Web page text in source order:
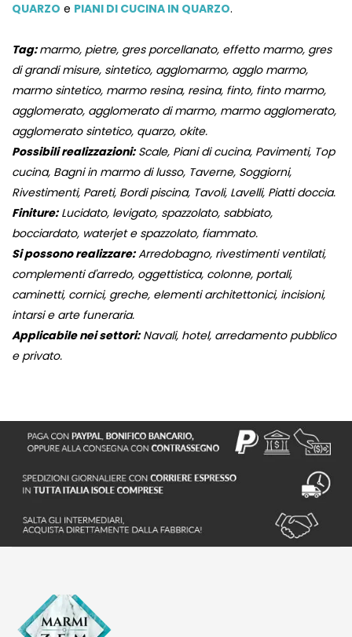
QUARZO e PIANI DI CUCINA IN QUARZO.
Tag:marmo, pietre, gres porcellanato, effetto marmo, gres
di grandi misure, sintetico, agglomarmo, agglo marmo,
marmo sintetico, marmo resina, resina, finto, finto marmo,
agglomerato, agglomerato di marmo, marmo agglomerato,
agglomerato sintetico, quarzo, okite.
Possibili realizzazioni:Scale, Piani di cucina, Pavimenti, Top
cucina, Bagni in marmo di lusso, Taverne, Soggiorni,
Rivestimenti, Pareti, Bordi piscina, Tavoli, Lavelli, Piatti doccia.
Finiture:Lucidato, levigato, spazzolato, sabbiato,
bocciardato, waterjet e spazzolato, fiammato.
Si possono realizzare:Arredobagno, rivestimenti ventilati,
complementi d'arredo, oggettistica, colonne, portali,
caminetti, cornici, greche, elementi architettonici, incisioni,
intarsi e arte funeraria.
Applicabile nei settori:Navali, hotel, arredamento pubblico
e privato.